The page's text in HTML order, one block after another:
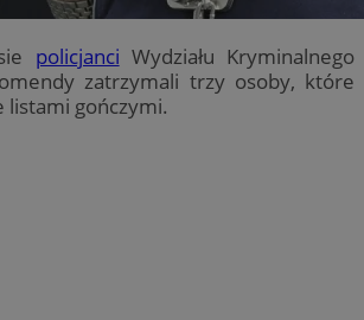
policjanci Wydziału Kryminalnego
zatrzymali trzy osoby, które
listami gończymi.